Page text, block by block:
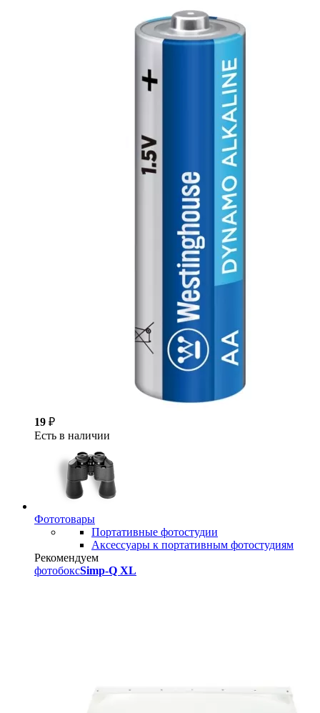
19 ₽
Есть в наличии
Фототовары
Портативные фотостудии
Аксессуары к портативным фотостудиям
Рекомендуем
фотобоксSimp-Q XL